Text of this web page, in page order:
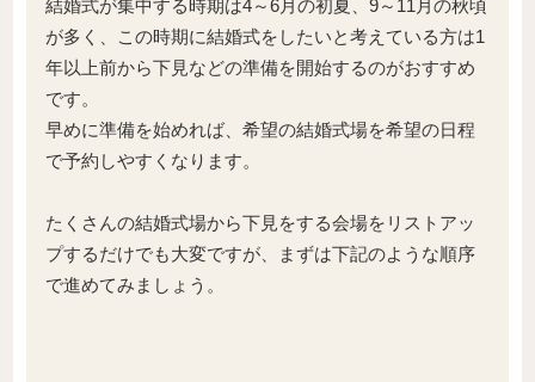
結婚式が集中する時期は4～6月の初夏、9～11月の秋頃
が多く、この時期に結婚式をしたいと考えている方は1
年以上前から下見などの準備を開始するのがおすすめ
です。
早めに準備を始めれば、希望の結婚式場を希望の日程
で予約しやすくなります。
たくさんの結婚式場から下見をする会場をリストアッ
プするだけでも大変ですが、まずは下記のような順序
で進めてみましょう。